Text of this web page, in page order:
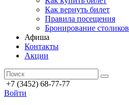
Как вернуть билет
Правила посещения
Бронирование столиков
Афиша
Контакты
Акции
+7 (3452) 68-77-77
Войти